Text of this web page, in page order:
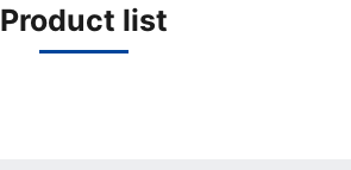
Product list